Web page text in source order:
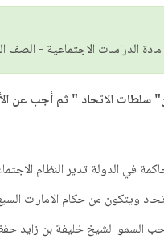
الدراسات الاجتماعية - الصف
سلطات الاتحاد " ثم أجب عن
في الدولة تدير النظام
ويتكون من حكام الامارات
السمو الشيخ خليفة بن زايد